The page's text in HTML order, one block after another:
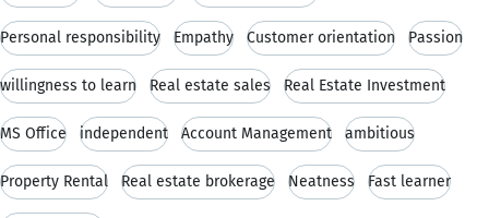
Personal responsibility Empathy Customer orientation Passion
willingness to learn Real estate sales Real Estate Investment
MS Office independent Account Management ambitious
Property Rental Real estate brokerage Neatness Fast learner